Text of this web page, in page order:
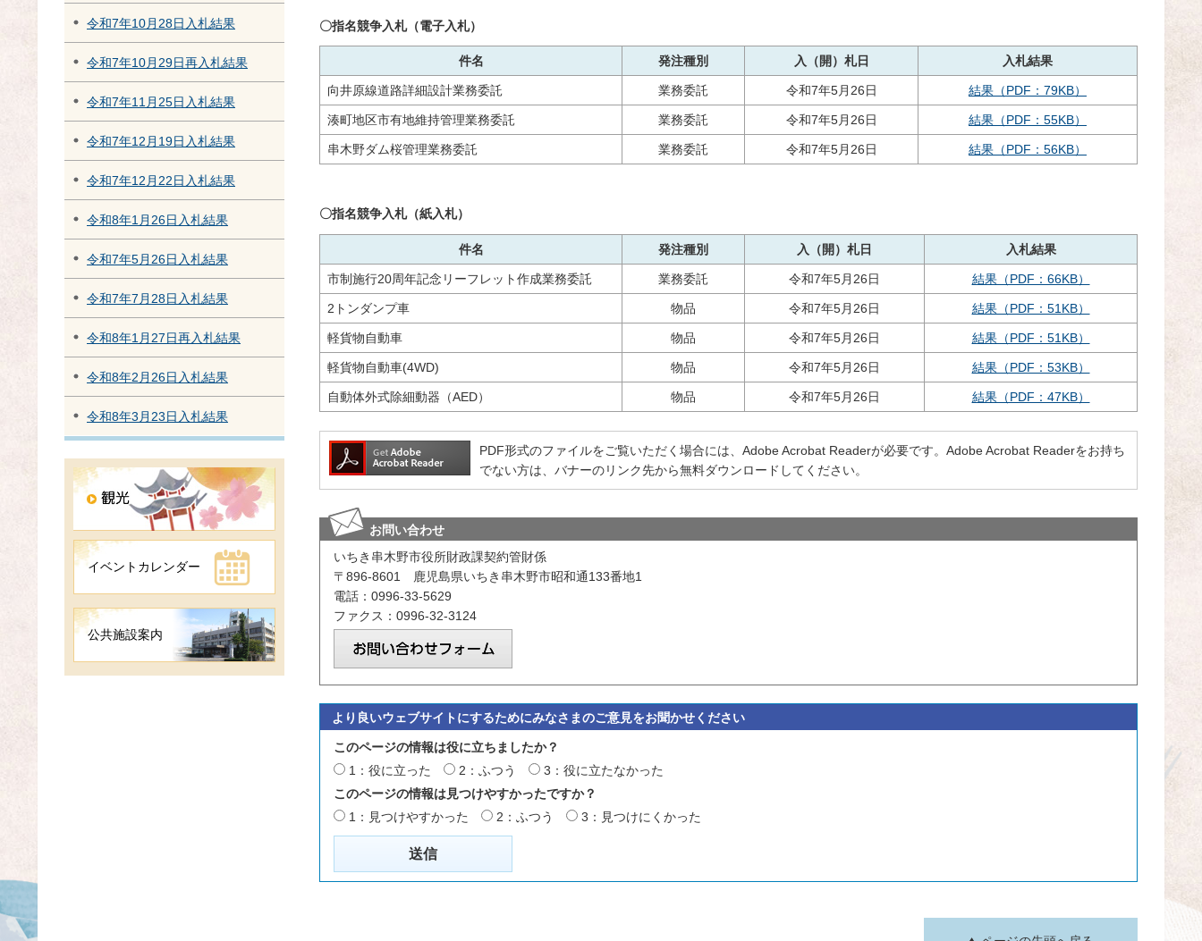
令和7年10月28日入札結果
令和7年10月29日再入札結果
令和7年11月25日入札結果
令和7年12月19日入札結果
令和7年12月22日入札結果
令和8年1月26日入札結果
令和7年5月26日入札結果
令和7年7月28日入札結果
令和8年1月27日再入札結果
令和8年2月26日入札結果
令和8年3月23日入札結果
イベントカレンダー
公共施設案内
〇指名競争入札（電子入札）
件名 発注種別 入（開）札日 入札結果
向井原線道路詳細設計業務委託 業務委託 令和7年5月26日 結果（PDF：79KB）
湊町地区市有地維持管理業務委託 業務委託 令和7年5月26日 結果（PDF：55KB）
串木野ダム桜管理業務委託 業務委託 令和7年5月26日 結果（PDF：56KB）
〇指名競争入札（紙入札）
件名 発注種別 入（開）札日 入札結果
市制施行20周年記念リーフレット作成業務委託 業務委託 令和7年5月26日 結果（PDF：66KB）
2トンダンプ車 物品 令和7年5月26日 結果（PDF：51KB）
軽貨物自動車 物品 令和7年5月26日 結果（PDF：51KB）
軽貨物自動車(4WD) 物品 令和7年5月26日 結果（PDF：53KB）
自動体外式除細動器（AED） 物品 令和7年5月26日 結果（PDF：47KB）
PDF形式のファイルをご覧いただく場合には、Adobe Acrobat Readerが必要です。Adobe Acrobat Readerをお持ち
でない方は、バナーのリンク先から無料ダウンロードしてください。
お問い合わせ
いちき串木野市役所財政課契約管財係
〒896-8601 鹿児島県いちき串木野市昭和通133番地1
電話：0996-33-5629
ファクス：0996-32-3124
より良いウェブサイトにするためにみなさまのご意見をお聞かせください
このページの情報は役に立ちましたか？
1：役に立った
2：ふつう
3：役に立たなかった
このページの情報は見つけやすかったですか？
1：見つけやすかった
2：ふつう 3：見つけにくかった